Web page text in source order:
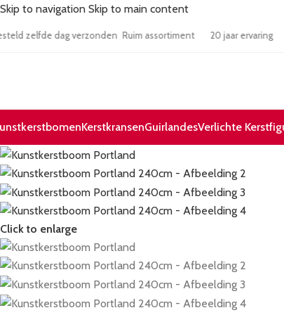
Skip to navigation Skip to main content
besteld zelfde dag verzonden Ruim assortiment 20 jaar
KerstkransenGuirlandesVerlichte
Click to enlarge